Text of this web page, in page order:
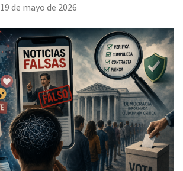
19 de mayo de 2026